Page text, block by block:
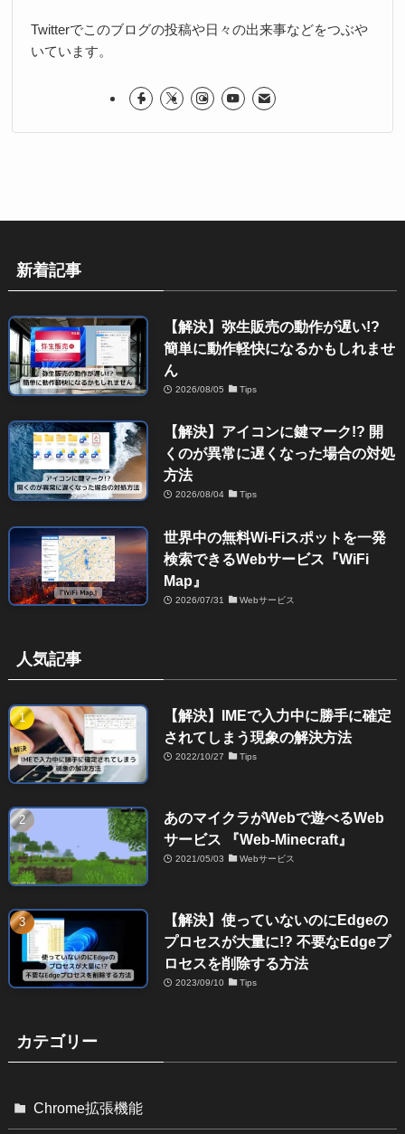
Twitterでこのブログの投稿や日々の出来事などをつぶや
いています。
新着記事
【解決】弥生販売の動作が遅い!?
簡単に動作軽快になるかもしれませ
ん
2026/08/05 Tips
【解決】アイコンに鍵マーク!? 開
くのが異常に遅くなった場合の対処
方法
2026/08/04 Tips
世界中の無料Wi-Fiスポットを一発
検索できるWebサービス『WiFi
Map』
2026/07/31 Webサービス
人気記事
【解決】IMEで入力中に勝手に確定
されてしまう現象の解決方法
2022/10/27 Tips
あのマイクラがWebで遊べるWeb
サービス 『Web-Minecraft』
2021/05/03 Webサービス
【解決】使っていないのにEdgeの
プロセスが大量に!? 不要なEdgeプ
ロセスを削除する方法
2023/09/10 Tips
カテゴリー
Chrome拡張機能